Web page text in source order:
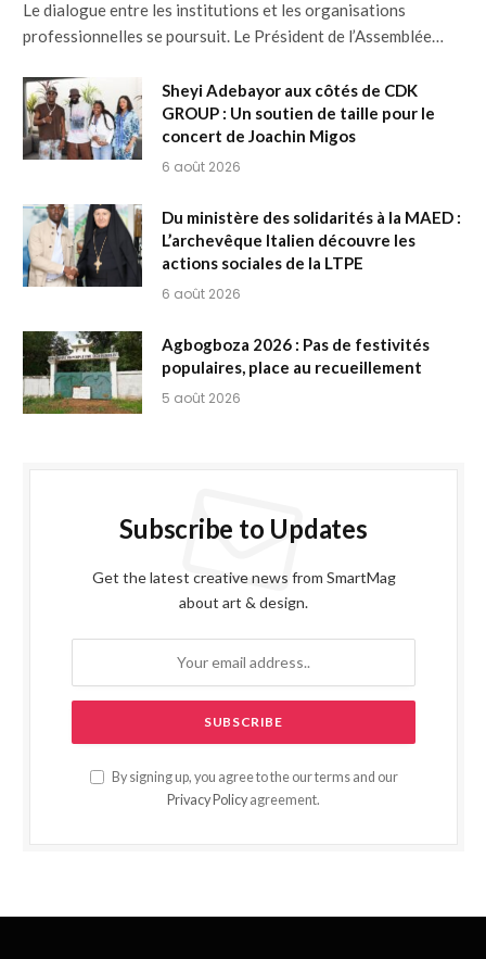
Le dialogue entre les institutions et les organisations
professionnelles se poursuit. Le Président de l’Assemblée…
Sheyi Adebayor aux côtés de CDK
GROUP : Un soutien de taille pour le
concert de Joachin Migos
6 août 2026
Du ministère des solidarités à la MAED :
L’archevêque Italien découvre les
actions sociales de la LTPE
6 août 2026
Agbogboza 2026 : Pas de festivités
populaires, place au recueillement
5 août 2026
Subscribe to Updates
Get the latest creative news from SmartMag
about art & design.
By signing up, you agree to the our terms and our
Privacy Policy agreement.